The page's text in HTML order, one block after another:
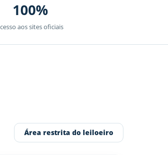
100%
aos sites oficiais
Área restrita do leiloeiro